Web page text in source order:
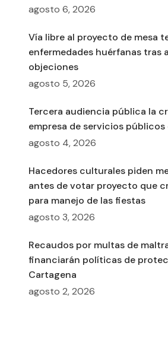
agosto 6, 2026
Vía libre al proyecto de mesa
enfermedades huérfanas tras
objeciones
agosto 5, 2026
Tercera audiencia pública la
empresa de servicios públicos
agosto 4, 2026
Hacedores culturales piden
antes de votar proyecto que
para manejo de las fiestas
agosto 3, 2026
Recaudos por multas de
financiarán políticas de
Cartagena
agosto 2, 2026